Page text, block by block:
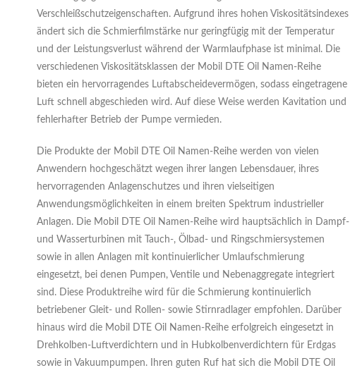
Verschleißschutzeigenschaften. Aufgrund ihres hohen Viskositätsindexes
ändert sich die Schmierfilmstärke nur geringfügig mit der Temperatur
und der Leistungsverlust während der Warmlaufphase ist minimal. Die
verschiedenen Viskositätsklassen der Mobil DTE Oil Namen-Reihe
bieten ein hervorragendes Luftabscheidevermögen, sodass eingetragene
Luft schnell abgeschieden wird. Auf diese Weise werden Kavitation und
fehlerhafter Betrieb der Pumpe vermieden.
Die Produkte der Mobil DTE Oil Namen-Reihe werden von vielen
Anwendern hochgeschätzt wegen ihrer langen Lebensdauer, ihres
hervorragenden Anlagenschutzes und ihren vielseitigen
Anwendungsmöglichkeiten in einem breiten Spektrum industrieller
Anlagen. Die Mobil DTE Oil Namen-Reihe wird hauptsächlich in Dampf-
und Wasserturbinen mit Tauch-, Ölbad- und Ringschmiersystemen
sowie in allen Anlagen mit kontinuierlicher Umlaufschmierung
eingesetzt, bei denen Pumpen, Ventile und Nebenaggregate integriert
sind. Diese Produktreihe wird für die Schmierung kontinuierlich
betriebener Gleit- und Rollen- sowie Stirnradlager empfohlen. Darüber
hinaus wird die Mobil DTE Oil Namen-Reihe erfolgreich eingesetzt in
Drehkolben-Luftverdichtern und in Hubkolbenverdichtern für Erdgas
sowie in Vakuumpumpen. Ihren guten Ruf hat sich die Mobil DTE Oil